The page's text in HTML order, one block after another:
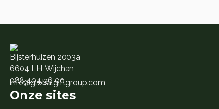
Bijsterhuizen 2003a
6604 LH, Wijchen
088 404 96 00
info@globalgiftgroup.com
Onze sites